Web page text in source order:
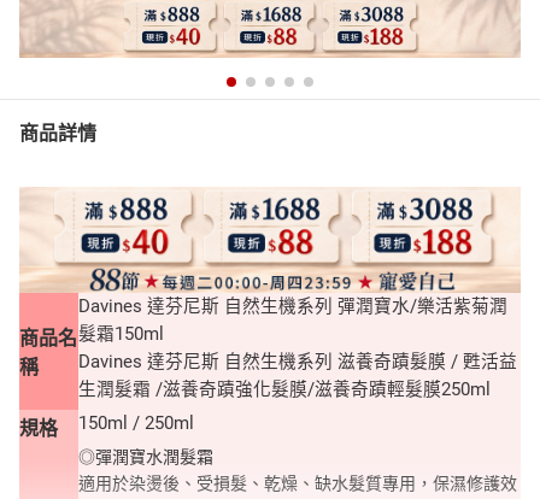
商品詳情
商品名
稱
Davines 達芬尼斯 自然生機系列 彈潤寶水/樂活紫菊潤
髮霜150ml
Davines 達芬尼斯 自然生機系列 滋養奇蹟髮膜 / 甦活益
生潤髮霜 /滋養奇蹟強化髮膜/滋養奇蹟輕髮膜250ml
規格 150ml / 250ml
◎彈潤寶水潤髮霜
適用於染燙後、受損髮、乾燥、缺水髮質專用，保濕修護效